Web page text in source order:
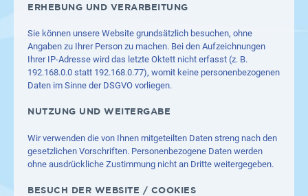
ERHEBUNG UND VERARBEITUNG
Sie können unsere Website grundsätzlich besuchen, ohne
Angaben zu Ihrer Person zu machen. Bei den Aufzeichnungen
Ihrer IP-Adresse wird das letzte Oktett nicht erfasst (z. B.
192.168.0.0 statt 192.168.0.77), womit keine personenbezogenen
Daten im Sinne der DSGVO vorliegen.
NUTZUNG UND WEITERGABE
Wir verwenden die von Ihnen mitgeteilten Daten streng nach den
gesetzlichen Vorschriften. Personenbezogene Daten werden
ohne ausdrückliche Zustimmung nicht an Dritte weitergegeben.
BESUCH DER WEBSITE / COOKIES